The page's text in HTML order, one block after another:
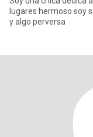
lugares hermoso soy
y algo perversa